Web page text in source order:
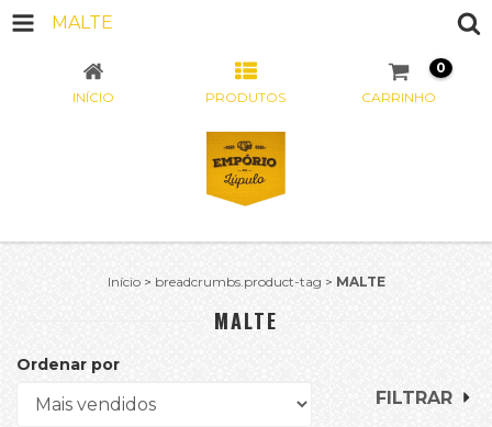
MALTE
INÍCIO PRODUTOS CARRINHO
0
Início > breadcrumbs.product-tag > MALTE
MALTE
Ordenar por
FILTRAR